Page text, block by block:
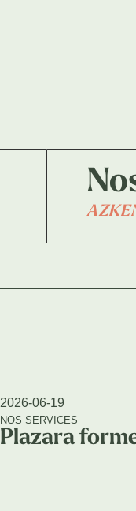
2026-06-19
NOS SERVICES
Plazara